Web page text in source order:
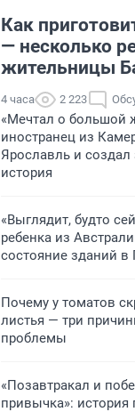
Наталья
Открыла
Как
— несколько
жительницы
4 часа 2 223
«Мечтал о большой
иностранец из
Ярославль и
история
«Выглядит, будто
ребенка из
состояние зданий
Почему у томатов
листья — три
проблемы
«Позавтракал и
привычка»: история